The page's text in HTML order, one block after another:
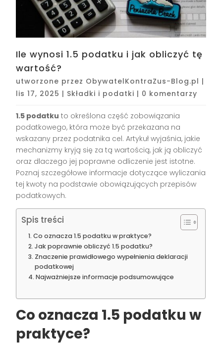
Ile wynosi 1.5 podatku i jak obliczyć tę
wartość?
utworzone przez ObywatelKontraZus-Blog.pl |
lis 17, 2025 | Składki i podatki | 0 komentarzy
1.5 podatku to określona część zobowiązania
podatkowego, która może być przekazana na
wskazany przez podatnika cel. Artykuł wyjaśnia, jakie
mechanizmy kryją się za tą wartością, jak ją obliczyć
oraz dlaczego jej poprawne odliczenie jest istotne.
Poznaj szczegółowe informacje dotyczące wyliczania
tej kwoty na podstawie obowiązujących przepisów
podatkowych.
Spis treści
Co oznacza 1.5 podatku w praktyce?
Jak poprawnie obliczyć 1.5 podatku?
Znaczenie prawidłowego wypełnienia deklaracji
podatkowej
Najważniejsze informacje podsumowujące
Co oznacza 1.5 podatku w
praktyce?